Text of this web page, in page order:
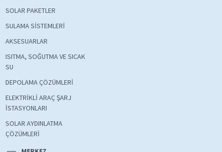
SOLAR PAKETLER
SULAMA SİSTEMLERİ
AKSESUARLAR
ISITMA, SOĞUTMA VE SICAK
SU
DEPOLAMA ÇÖZÜMLERİ
ELEKTRİKLİ ARAÇ ŞARJ
İSTASYONLARI
SOLAR AYDINLATMA
ÇÖZÜMLERİ